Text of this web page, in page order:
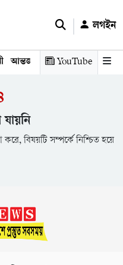
লগইন
আন্তর্জাতিক অর্থনীতি তথ্য
YouTube
বিষয়টি সম্পর্কে নিশ্চিত হয়ে